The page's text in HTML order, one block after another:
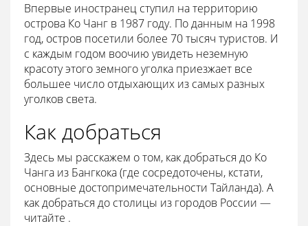
Впервые иностранец ступил на территорию
острова Ко Чанг в 1987 году. По данным на 1998
год, остров посетили более 70 тысяч туристов. И
с каждым годом воочию увидеть неземную
красоту этого земного уголка приезжает все
большее число отдыхающих из самых разных
уголков света.
Как добраться
Здесь мы расскажем о том, как добраться до Ко
Чанга из Бангкока (где сосредоточены, кстати,
основные достопримечательности Тайланда). А
как добраться до столицы из городов России —
читайте .